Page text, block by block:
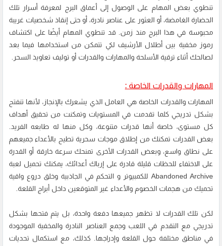
تنطوي بعض المهام على الوصول إلى أعماق البرج لمعرفة أسرار تلك
الحضارة الغامضة، أو العثور على عناصر نادرة، أو حتى إنقاذ شخصيات غريبة
محبوسة في هذا البرج منذ زمن. قد تنطوي المهام أيضًا على اكتشاف
رموز مخفية بين أطلال الأرشيف لكي تتمكن من استخدامها فيما بعد
لصالحك أثناء ترقية الأسلحة والمهارات والقدرات أو توليف تعاويذ السحر.
المهارات والقدرات الخاصة :
المهارات والقدرات الخاصة هي العامل الذي يشعرك بالإنجاز، لأنها تنفتح
بشكل تدريجي كلما تقدمت في المستويات وتمكنت من تحقيق أهداف
كل مستوى، خاصة أنها قدرات متنوعة، وكل منها له طابعه الفريد.
بعض القدرات تمكنك من إطلاق موجات سحرية تطيح بالأعداء جميعهم
على نطاق واسع، وبعض القدرات الأخرى تمنحك سرعة خارقة أو القدرة
على الاختفاء للحظات قليلة قادرة على إرباك أعدائك، يمكنك تحميل لعبة
Abandoned Archive للكمبيوتر و التحكم في الجاذبية وخلق دروع واقية
تحميك من هجمات الخصوم والأعداء غير المتوقعين داخل أبراج القلعة.
لكن تلك القدرات لا تظهر جميعها دفعة واحدة، بل يتم فتحها بشكل
تدريجي مع التقدم في اللعب وجمع العناصر النادرة والمخفية الموجودة
في مناطق مختلفة حول القلعة وإدراجها. كذلك، مع استكمال تحديات